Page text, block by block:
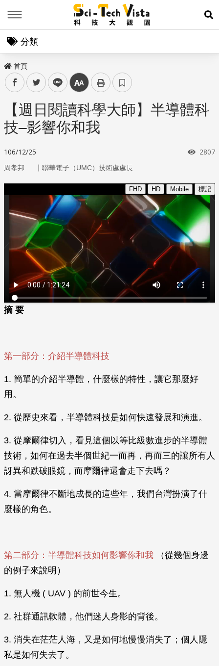
展
分類
首頁
facebooktwitter line 中
【週日閱讀科學大師】半導體科
技–影響你和我
106/12/25 瀏覽
2807
周孝邦 ｜ 聯華電子（UMC）技術處處長
摘 要
第一部分：介紹半導體科技
1. 簡單的介紹半導體，什麼樣的特性，讓它那麼好
用。
2. 從歷史來看，半導體科技是如何快速發展和演進。
3. 從摩爾律切入，看見這個以等比級數進步的半導體
技術，如何在過去半個世紀一而再，再而三的讓所有人
訝異和跌破眼鏡，而摩爾律還會走下去嗎？
4. 當摩爾律不斷地成長的這些年，我們台灣扮演了什
麼樣的角色。
第二部分：半導體科技如何影響你和我 （從幾個身邊
的例子來說明）
1. 無人機 ( UAV ) 的前世今生。
2. 社群通訊軟體，他們迷人身影的背後。
3. 消失在茫茫人海，又是如何地慢慢消失了；個人隱
私是如何失去了。